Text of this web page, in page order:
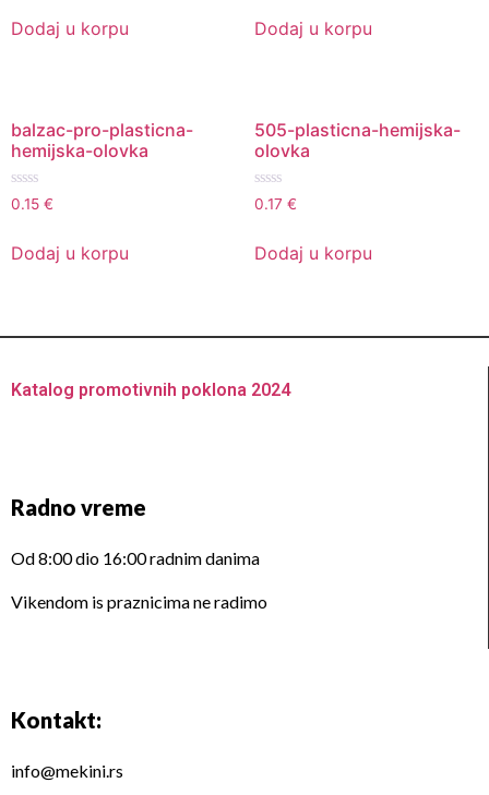
od
5
Dodaj u korpu
od
5
Dodaj u korpu
balzac-pro-plasticna-
hemijska-olovka
Ocenjeno
sa
5
0.15 €
Dodaj u korpu
505-plasticna-hemijska-
olovka
Ocenjeno
sa
5
0.17 €
Dodaj u korpu
Katalog promotivnih poklona 2024
Radno vreme
Od 8:00 dio 16:00 radnim danima
Vikendom is praznicima ne radimo
Kontakt:
info@mekini.rs